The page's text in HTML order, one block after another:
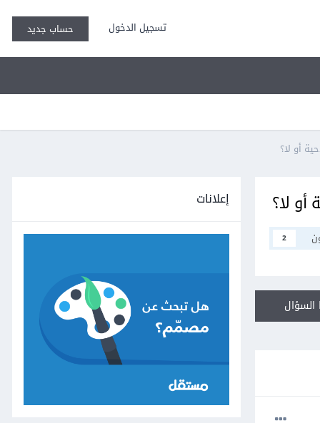
تسجيل الدخول حساب جديد
أو لا؟
لا؟
2
إعلانات